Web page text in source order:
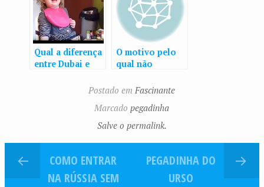
Qual a diferença
entre Dubai e
O motivo pelo
qual não
no mar
Postado emFascinante
Marcadopegadinha
Salve o permalink.
COMO ENTRAR
NA RÚSSIA SEM
PEGADINHA DO
URSO